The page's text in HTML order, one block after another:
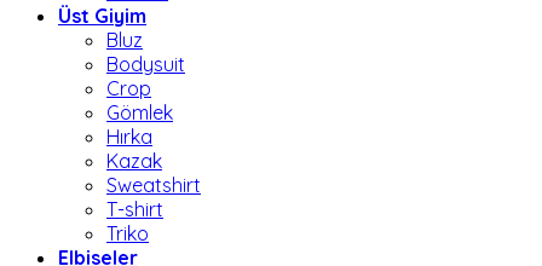
Üst Giyim
Bluz
Bodysuit
Crop
Gömlek
Hırka
Kazak
Sweatshirt
T-shirt
Triko
Elbiseler